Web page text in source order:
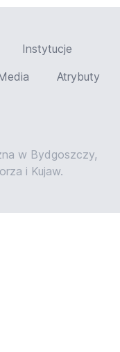
Instytucje
Atrybuty
w Bydgoszczy,
i Kujaw.